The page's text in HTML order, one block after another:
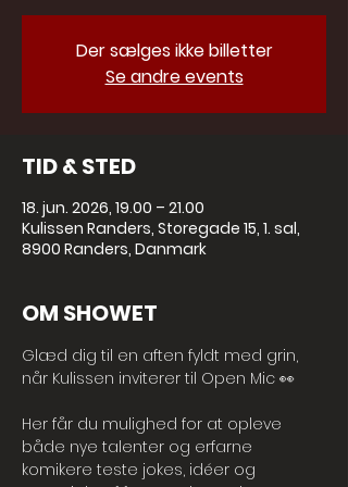
Der sælges ikke billetter
Se andre events
TID & STED
18. jun. 2026, 19.00 – 21.00
Kulissen Randers, Storegade 15, 1. sal,
8900 Randers, Danmark
OM SHOWET
Glæd dig til en aften fyldt med grin,
når Kulissen inviterer til Open Mic 👀
Her får du mulighed for at opleve
både nye talenter og erfarne
komikere teste jokes, idéer og